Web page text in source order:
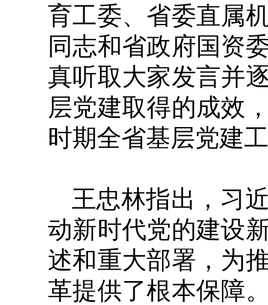
育工委、省委直属
同志和省政府国资
真听取大家发言并
层党建取得的成效
时期全省基层党建
王忠林指出，习
动新时代党的建设
述和重大部署，为
革提供了根本保障